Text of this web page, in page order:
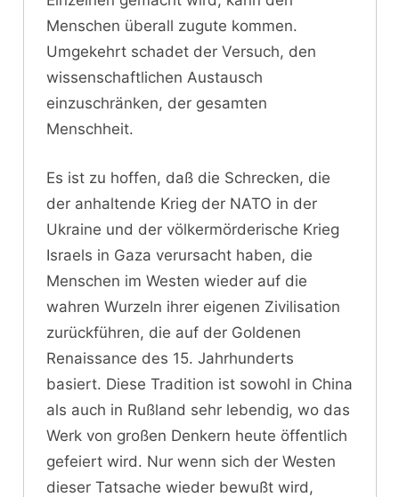
Menschen überall zugute kommen.
Umgekehrt schadet der Versuch, den
wissenschaftlichen Austausch
einzuschränken, der gesamten
Menschheit.
Es ist zu hoffen, daß die Schrecken, die
der anhaltende Krieg der NATO in der
Ukraine und der völkermörderische Krieg
Israels in Gaza verursacht haben, die
Menschen im Westen wieder auf die
wahren Wurzeln ihrer eigenen Zivilisation
zurückführen, die auf der Goldenen
Renaissance des 15. Jahrhunderts
basiert. Diese Tradition ist sowohl in China
als auch in Rußland sehr lebendig, wo das
Werk von großen Denkern heute öffentlich
gefeiert wird. Nur wenn sich der Westen
dieser Tatsache wieder bewußt wird,